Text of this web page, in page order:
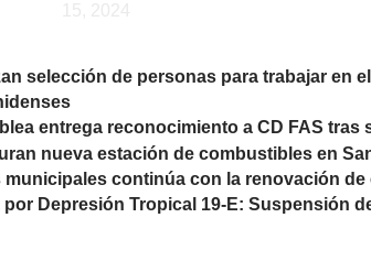
selección de personas para trabajar en
entrega reconocimiento a CD FAS tras
nueva estación de combustibles en
municipales continúa con la renovación de
por Depresión Tropical 19-E: Suspensión